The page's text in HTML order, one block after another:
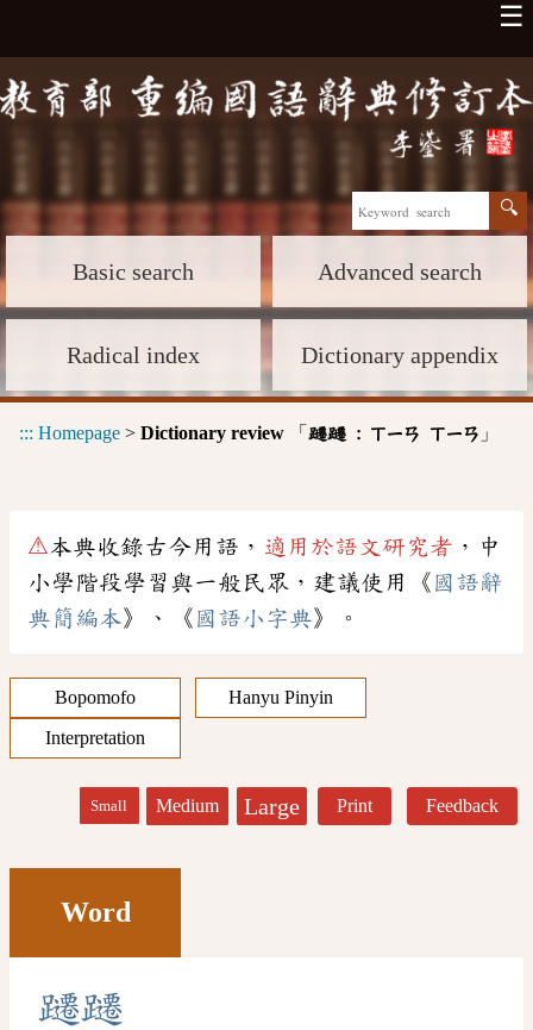
☰
Basic search Advanced search
Radical index Dictionary appendix
::: Homepage > Dictionary review 「 躚躚 : ㄒㄧㄢ ㄒㄧㄢ 」
⚠本典收錄古今用語， 適用於語文研究者 ，中
小學階段學習與一般民眾，建議使用《 國語辭
典簡編本》、《 國語小字典》。
Bopomofo
Hanyu Pinyin
Interpretation
Small Medium Large Print Feedback
Word
躚躚